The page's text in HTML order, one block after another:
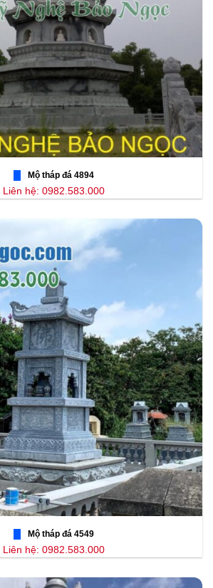
Mộ tháp đá 4894
Liên hệ: 0982.583.000
Mộ tháp đá 4549
Liên hệ: 0982.583.000